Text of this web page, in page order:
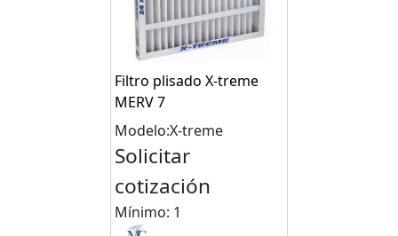
Filtro plisado X-treme
MERV 7
Modelo:X-treme
Solicitar
cotización
Mínimo: 1